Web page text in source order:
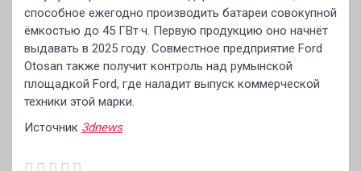
способное ежегодно производить батареи совокупной
ёмкостью до 45 ГВт·ч. Первую продукцию оно начнёт
выдавать в 2025 году. Совместное предприятие Ford
Otosan также получит контроль над румынской
площадкой Ford, где наладит выпуск коммерческой
техники этой марки.
Источник 3dnews